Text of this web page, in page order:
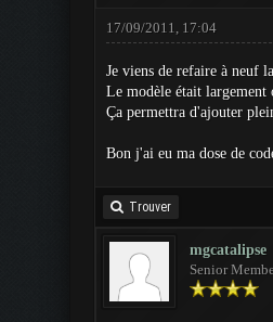
17/09/2011, 17:04
Je viens de refaire à neuf
Le modèle était largement
Ça permettra d'ajouter
Bon j'ai eu ma dose de
Trouver
mgcatalipse
Senior